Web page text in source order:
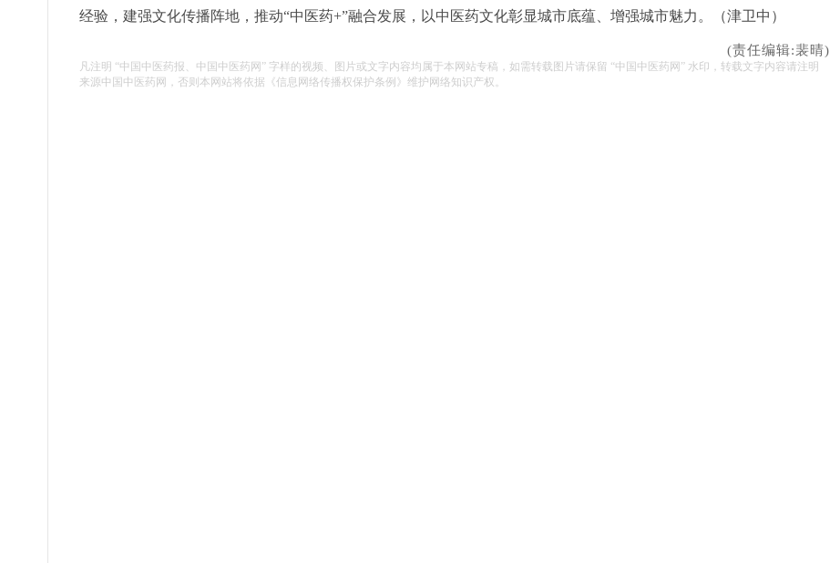
经验，建强文化传播阵地，推动“中医药+”融合发展，以中医药文化彰显城市底蕴、增强城市魅力。（津卫中）
(责任编辑:裴晴)
凡注明 “中国中医药报、中国中医药网” 字样的视频、图片或文字内容均属于本网站专稿，如需转载图片请保留 “中国中医药网” 水印，转载文字内容请注明
来源中国中医药网，否则本网站将依据《信息网络传播权保护条例》维护网络知识产权。